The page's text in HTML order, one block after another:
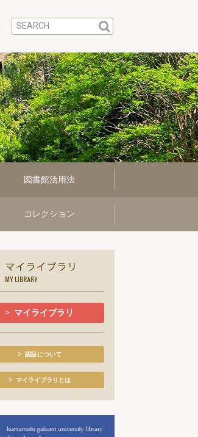
図書館活用法
コレクション
マイライブラリ
認証について
マイライブラリとは